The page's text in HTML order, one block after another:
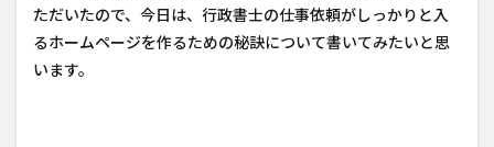
ただいたので、今日は、行政書士の仕事依頼がしっかりと入
るホームページを作るための秘訣について書いてみたいと思
います。